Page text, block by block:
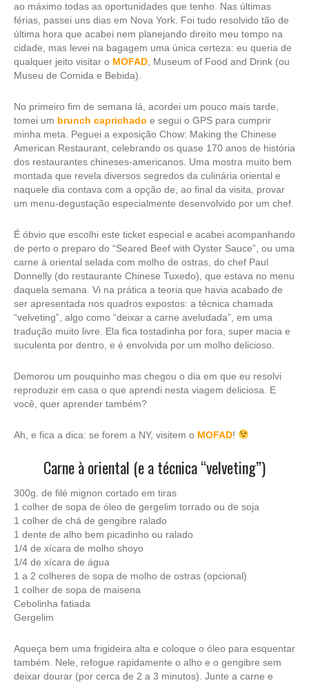
ao máximo todas as oportunidades que tenho. Nas últimas
férias, passei uns dias em Nova York. Foi tudo resolvido tão de
última hora que acabei nem planejando direito meu tempo na
cidade, mas levei na bagagem uma única certeza: eu queria de
qualquer jeito visitar o MOFAD , Museum of Food and Drink (ou
Museu de Comida e Bebida).
No primeiro fim de semana lá, acordei um pouco mais tarde,
tomei um brunch caprichado e segui o GPS para cumprir
minha meta. Peguei a exposição Chow: Making the Chinese
American Restaurant , celebrando os quase 170 anos de história
dos restaurantes chineses-americanos. Uma mostra muito bem
montada que revela diversos segredos da culinária oriental e
naquele dia contava com a opção de, ao final da visita, provar
um menu-degustação especialmente desenvolvido por um chef.
É óbvio que escolhi este ticket especial e acabei acompanhando
de perto o preparo do “Seared Beef with Oyster Sauce” , ou uma
carne à oriental selada com molho de ostras, do chef Paul
Donnelly (do restaurante Chinese Tuxedo), que estava no menu
daquela semana. Vi na prática a teoria que havia acabado de
ser apresentada nos quadros expostos: a técnica chamada
“velveting”, algo como “deixar a carne aveludada”, em uma
tradução muito livre. Ela fica tostadinha por fora, super macia e
suculenta por dentro, e é envolvida por um molho delicioso.
Demorou um pouquinho mas chegou o dia em que eu resolvi
reproduzir em casa o que aprendi nesta viagem deliciosa. E
você, quer aprender também?
Ah, e fica a dica: se forem a NY, visitem o MOFAD!
Carne à oriental (e a técnica “velveting”)
300g. de filé mignon cortado em tiras
1 colher de sopa de óleo de gergelim torrado ou de soja
1 colher de chá de gengibre ralado
1 dente de alho bem picadinho ou ralado
1/4 de xícara de molho shoyo
1/4 de xícara de água
1 a 2 colheres de sopa de molho de ostras (opcional)
1 colher de sopa de maisena
Cebolinha fatiada
Gergelim
Aqueça bem uma frigideira alta e coloque o óleo para esquentar
também. Nele, refogue rapidamente o alho e o gengibre sem
deixar dourar (por cerca de 2 a 3 minutos). Junte a carne e